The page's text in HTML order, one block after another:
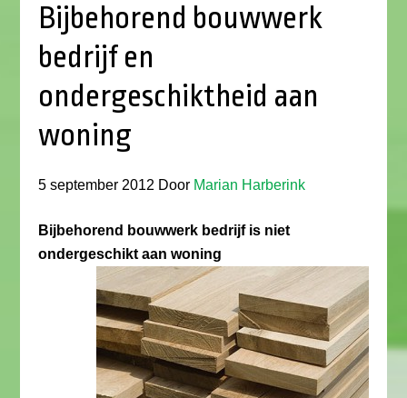
Bijbehorend bouwwerk
bedrijf en
ondergeschiktheid aan
woning
5 september 2012 Door Marian Harberink
Bijbehorend bouwwerk bedrijf is niet
ondergeschikt aan woning